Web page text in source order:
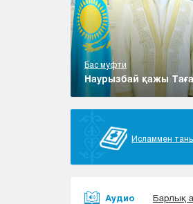
Бас муфти
Наурызбай қажы
Исламмен
Аудио Барлық